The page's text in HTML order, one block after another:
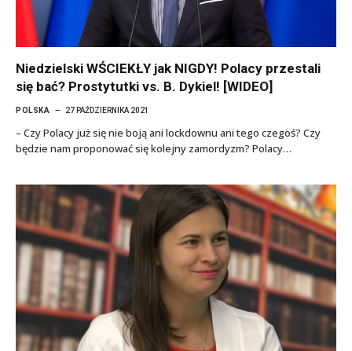
Niedzielski WŚCIEKŁY jak NIGDY! Polacy przestali
się bać? Prostytutki vs. B. Dykiel! [WIDEO]
POLSKA 27 PAŹDZIERNIKA 2021
– Czy Polacy już się nie boją ani lockdownu ani tego czegoś? Czy
będzie nam proponować się kolejny zamordyzm? Polacy…